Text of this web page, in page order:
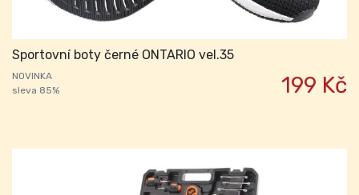
Sportovní boty černé ONTARIO vel.35
NOVINKA
sleva 85%
199 Kč